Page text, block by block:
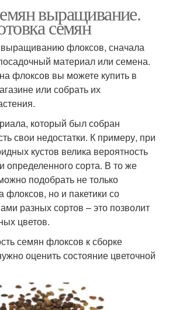
выращивание.
семян
выращиванию флоксов, сначала
материал или семена.
флоксов вы можете купить в
или собрать их
который был собран
свои недостатки. К примеру, при
кустов велика вероятность
определенного сорта. В то же
подобрать не только
флоксов, но и пакетики со
разных сортов – это позволит
цветов.
семян флоксов к сборке
оценить состояние цветочной